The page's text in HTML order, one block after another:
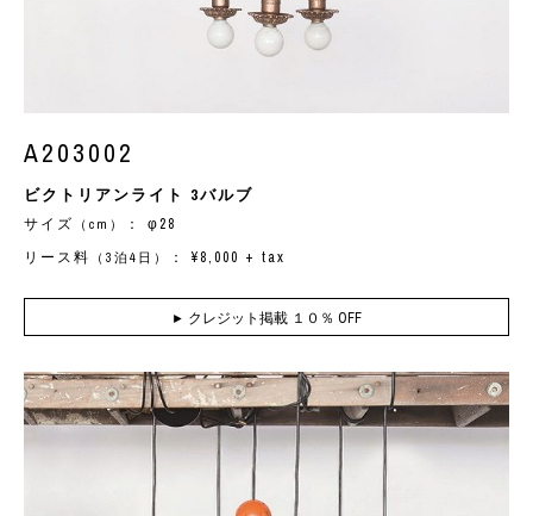
A203002
ビクトリアンライト 3バルブ
サイズ （cm）
： φ28
リース料
（3泊4日） ： ¥8,000 + tax
► クレジット掲載 １０％ OFF